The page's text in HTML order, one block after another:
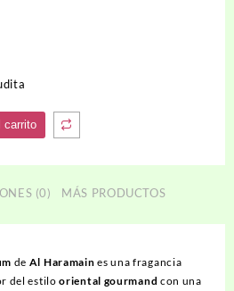
carrito
(0) MÁS PRODUCTOS
de Al Haramain es una fragancia
del estilooriental gourmand con una